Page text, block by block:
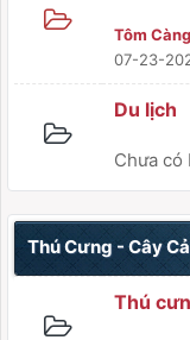
Tôm
07-23-
Du lịch
Chưa có
Thú Cưng - Cây
Thú